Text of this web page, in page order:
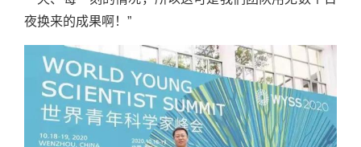
夜换来的成果啊！”